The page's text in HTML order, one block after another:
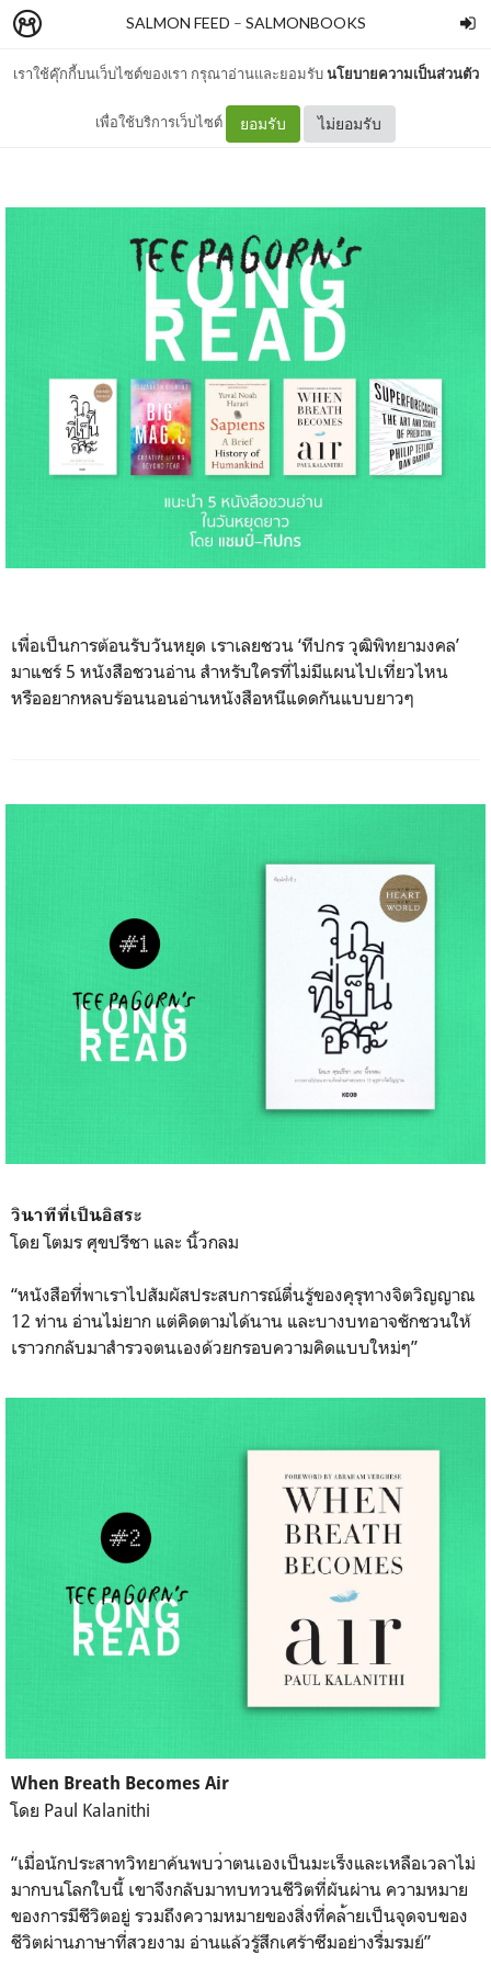
เราใช้คุ๊กกี้บนเว็บไซต์ของเรา กรุณาอ่านและยอมรับนโยบายความเป็นส่วนตัว
เพื่อใช้บริการเว็บไซต์ ยอมรับ ไม่ยอมรับ
SALMON FEED – SALMONBOOKS
LONG READ: TEEPAGORN
เพื่อเป็นการต้อนรับวันหยุด เราเลยชวน ‘ทีปกร วุฒิพิทยามงคล’
มาแชร์ 5 หนังสือชวนอ่าน สำหรับใครที่ไม่มีแผนไปเที่ยวไหน
หรืออยากหลบร้อนนอนอ่านหนังสือหนีแดดกันแบบยาวๆ
วินาทีที่เป็นอิสระ
โดย โตมร ศุขปรีชา และ นิ้วกลม
“หนังสือที่พาเราไปสัมผัสประสบการณ์ตื่นรู้ของคุรุทางจิตวิญญาณ
12 ท่าน อ่านไม่ยาก แต่คิดตามได้นาน และบางบทอาจชักชวนให้
เราวกกลับมาสำรวจตนเองด้วยกรอบความคิดแบบใหม่ๆ”
When Breath Becomes Air
โดย Paul Kalanithi
“เมื่อนักประสาทวิทยาค้นพบว่าตนเองเป็นมะเร็งและเหลือเวลาไม่
มากบนโลกใบนี้ เขาจึงกลับมาทบทวนชีวิตที่ผันผ่าน ความหมาย
ของการมีชีวิตอยู่ รวมถึงความหมายของสิ่งที่คล้ายเป็นจุดจบของ
ชีวิตผ่านภาษาที่สวยงาม อ่านแล้วรู้สึกเศร้าซึมอย่างรื่มรมย์”